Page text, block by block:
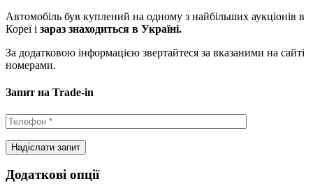
Автомобіль був куплений на одному з найбільших аукціонів в
Кореї і зараз знаходиться в Україні.
За додатковою інформацією звертайтеся за вказаними на сайті
номерами.
Запит на Trade-in
Додаткові опції